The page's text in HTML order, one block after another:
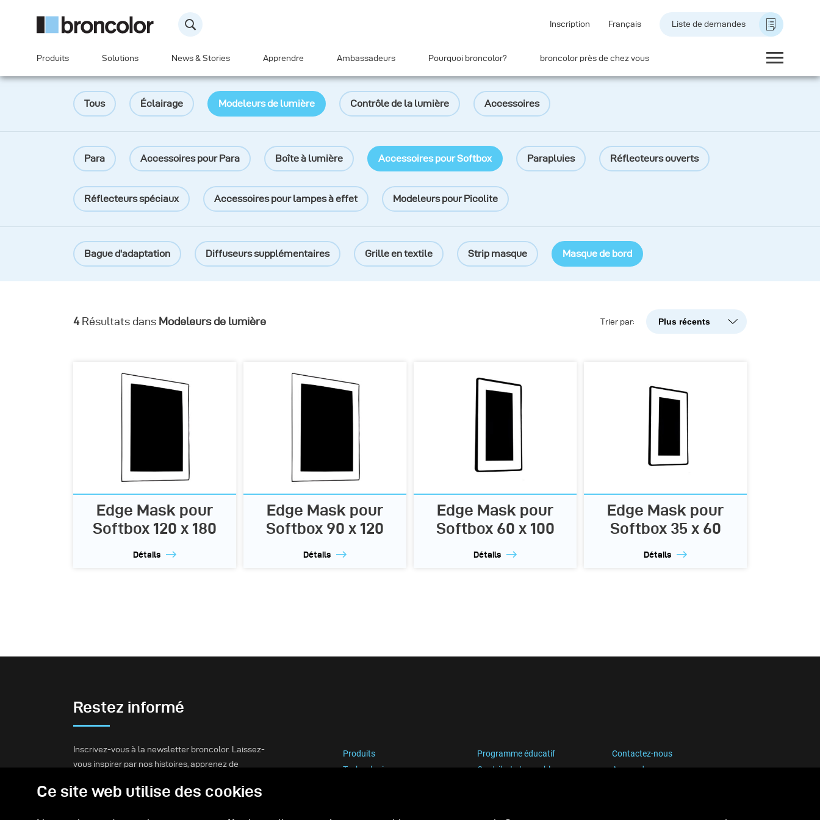
Inscription Français Liste de demandes
Produits Solutions News & Stories Apprendre Ambassadeurs Pourquoi broncolor? broncolor près de chez vous
Tous Éclairage Modeleurs de lumière Contrôle de la lumière Accessoires
Para Accessoires pour Para Boîte à lumière Accessoires pour Softbox
Bague d'adaptation Diffuseurs supplémentaires Grille en textile Strip masque Masque de bord
Parapluies Réflecteurs ouverts
Réflecteurs spéciaux Accessoires pour lampes à effet Modeleurs pour Picolite
4Résultats dans Modeleurs de lumière Trier par: Plus récents
Plus récents
Edge Mask pour
Softbox 120 x 180
Détails
Edge Mask pour
Softbox 90 x 120
Détails
Edge Mask pour
Softbox 60 x 100
Détails
Edge Mask pour
Softbox 35 x 60
Détails
Restez informé
Inscrivez-vous à la newsletter broncolor. Laissez-
vous inspirer par nos histoires, apprenez de
informé.
Produits Programme éducatif
Contactez-nous
Technologies
Contribute to our blog
Apprendre
Ce site web utilise des cookies